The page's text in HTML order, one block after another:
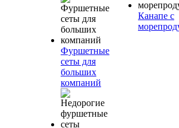
Фуршетные
сеты для
больших
компаний
Канапе с